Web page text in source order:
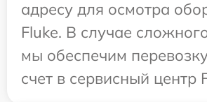
адресу для осмотра
Fluke. В случае
мы обеспечим
счет в сервисный центр